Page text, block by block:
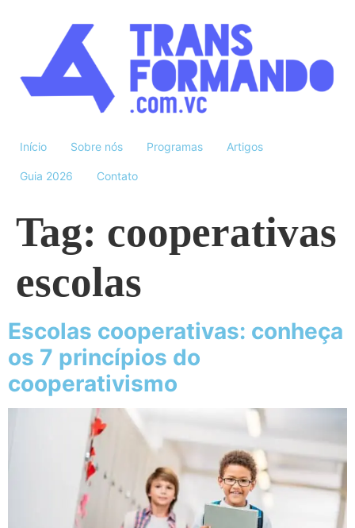
Início Sobre nós Programas Artigos
Guia 2026 Contato
Tag: cooperativas
escolas
Escolas cooperativas: conheça
os 7 princípios do
cooperativismo